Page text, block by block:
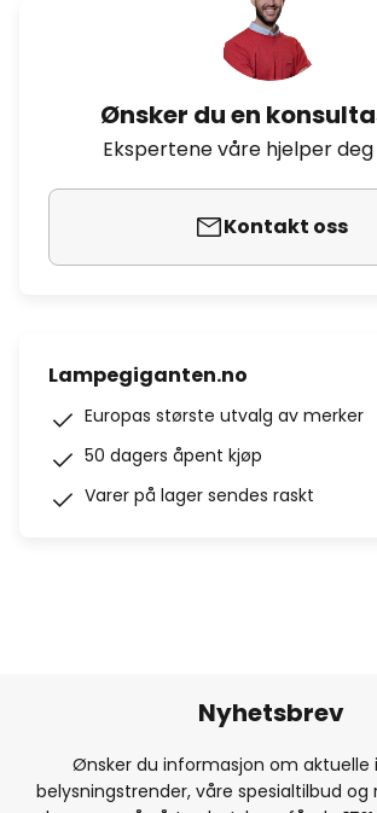
Ønsker du en
Ekspertene våre hjelper
Kontakt oss
Lampegiganten.no
Europas største utvalg av merker
50 dagers åpent kjøp
Varer på lager sendes raskt
Nyhetsbrev
Ønsker du informasjon om aktuelle
belysningstrender, våre spesialtilbud og